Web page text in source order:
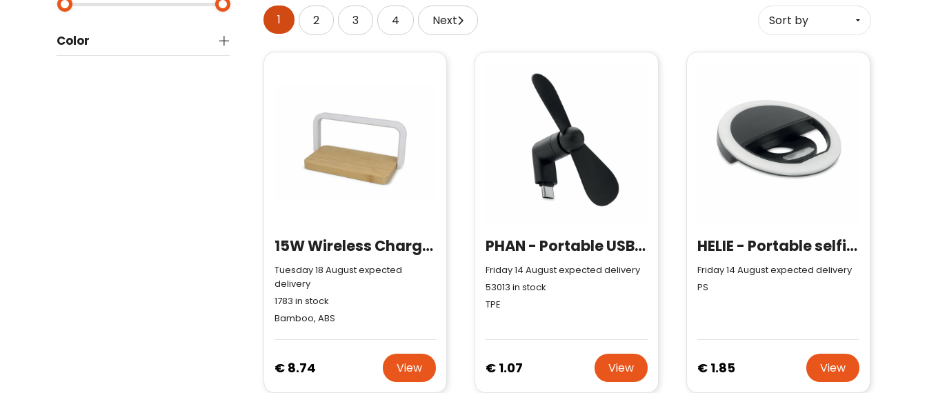
Color
1 2 3 4 Next
15W Wireless Charger with Dimmable LED Lamp
Tuesday 18 August expected
delivery
1783 in stock
Bamboo, ABS
€ 8.74 View
PHAN - Portable USB-C fan
Friday 14 August expected delivery
53013 in stock
TPE
€ 1.07 View
HELIE - Portable selfie ring light
Friday 14 August expected delivery
PS
€ 1.85 View